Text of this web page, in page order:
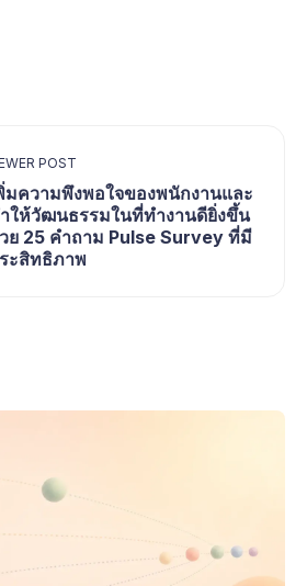
POST
มความพึงพอใจของพนักงานและ
ให้วัฒนธรรมในที่ทำงานดียิ่งขึ้น
ย 25 คำถาม Pulse Survey ที่มี
ะสิทธิภาพ